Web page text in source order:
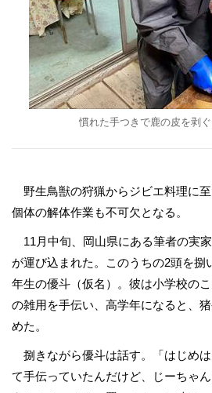
慣れた手つきで鹿の皮を剥
野生鳥獣の狩猟からジビエ料理に
個体の解体作業も不可欠となる。
11月中旬、岡山県にある筆者の実
が運び込まれた。このうちの2頭を捌
年生の優斗（仮名）。彼は小学校の
の雑用を手伝い、高学年になると、
めた。
捌きながら優斗は話す。「はじめは
て手伝っていたんだけど、じーちゃ